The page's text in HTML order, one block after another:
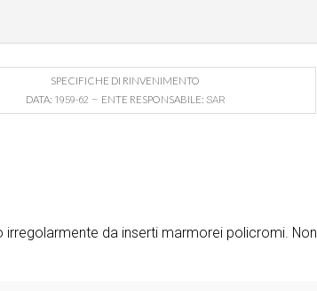
SPECIFICHE DI RINVENIMENTO
DATA: 1959-62 – ENTE RESPONSABILE: SAR
da inserti marmorei policromi. Non